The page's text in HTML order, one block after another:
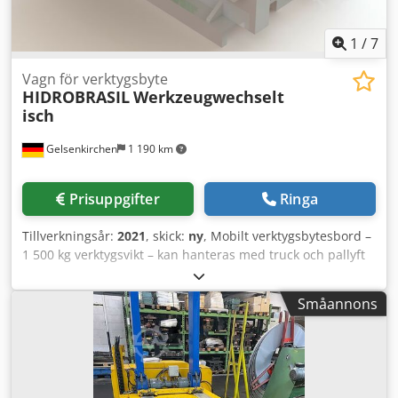
1 /7
Gelsenkirchen 1 190 km
Vagn för verktygsbyte
HIDROBRASILWerkzeugwechselt
isch
Prisuppgifter Ringa
Tillverkningsår: 2021, skick: ny, Mobilt verktygsbytesbord –
1 500 kg verktygsvikt – kan hanteras med truck och pallyft
Det mobila verktygsbytesbordet möjliggör ett snabbt och
bekvämt verktygsbyte, som kan utföras av en enda person.
Bordet är konstruerat för att transporteras och hanteras
med truck, elektrisk truck eller gaffelpallyft med
lyftfunktion och passar särskilt bra för effektivt
verktygsbyte vid hydraulpressar. ==== Tekniska data &
information: Mobilt verktygsbytesbord för pressverktyg
Småannons